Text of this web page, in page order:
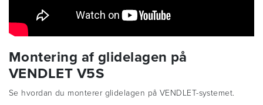
Montering af glidelagen på
VENDLET V5S
Se hvordan du monterer glidelagen på VENDLET-systemet.